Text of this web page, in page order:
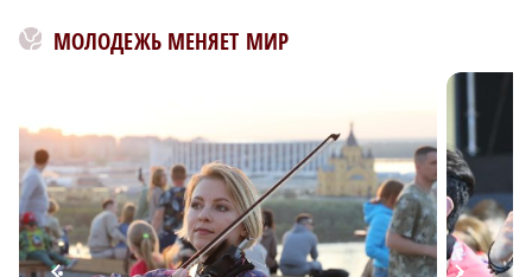
МОЛОДЕЖЬ МЕНЯЕТ МИР